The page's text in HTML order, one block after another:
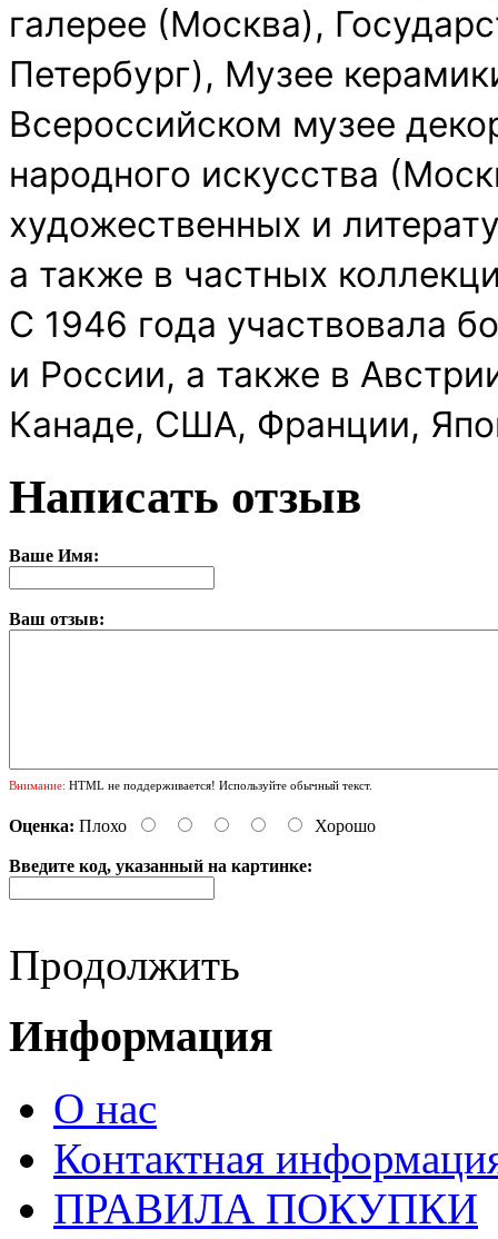
галерее (Москва),
Петербург), Музее
Всероссийском музее
народного искусства
художественных и
а также в частных
С 1946 года участвовала
и России, а также в
Канаде, США, Франции,
Написать отзыв
Ваше Имя:
Ваш отзыв:
Внимание: HTML не поддерживается! Используйте обычный текст.
Оценка: Плохо Хорошо
Введите код, указанный на картинке:
Продолжить
Информация
О нас
Контактная
ПРАВИЛА ПОКУПКИ